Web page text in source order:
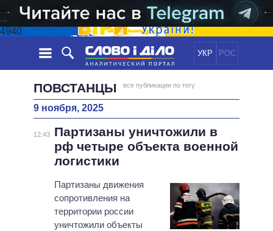
4940
УКР РОС
НОВОСТИ
ЛЕНТА
СОБЫТИЯ
СТАТЬИ
МНЕНИЯ
ОБЗОРЫ
ДАЙДЖЕСТЫ
ЭКОНОМИКА
ОБЩЕСТВО
ПОЛИТИКИ
ВСЕ ПОЛИТИКИ
ПРЕЗИДЕНТ И ОФИС
ВЕРХОВНАЯ РАДА
КАБИНЕТ МИНИСТРОВ
ИНФОГРАФИКА
ПОДДЕРЖАТЬ
ПОВСТАНЦЫ все публикации по тегу
9 ноября, 2025
12:43
Партизаны уничтожили в
рф четыре объекта военной
логистики
Партизаны движения
сопротивления на
территории россии
уничтожили объекты